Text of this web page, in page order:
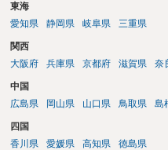
東海
愛知県
静岡県 岐阜県 三重県
関西
大阪府
兵庫県 京都府 滋賀県 奈
中国
広島県
岡山県 山口県 鳥取県 島
四国
香川県
愛媛県 高知県 徳島県